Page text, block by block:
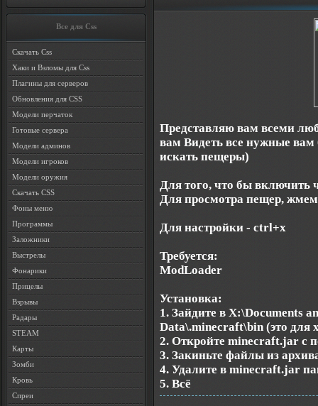
Все для Css
Скачать Css
Хаки и Взломы для Css
Плагины для серверов
Обновления для CSS
Модели перчаток
Готовые сервера
Модели админов
Модели игроков
Модели оружия
Скачать CSS
Фоны меню
Программы
Заложники
Выстрелы
Фонарики
Прицелы
Взрывы
Радары
STEAM
Карты
Зомби
Кровь
Спреи
Представляю вам всеми
вам Видеть все нужные
искать пещеры)
Для того, что бы включить
Для просмотра пещер,
Для настройки - ctrl+x
Требуется:
ModLoader
Установка:
1. Зайдите в X:\Documents
Data\.minecraft\bin (это для
2. Откройте minecraft.jar с
3. Закиньте файлы из
4. Удалите в minecraft.jar
5. Всё